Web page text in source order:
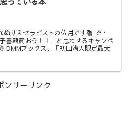
ぬりえセラピストの佐月です📚 で・
書籍買おう！！」と思わせるキャンペ
DMMブックス、「初回購入限定最大
ンサーリンク